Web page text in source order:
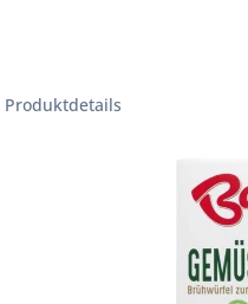
Produktdetails